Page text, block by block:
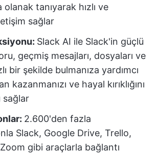
olanak tanıyarak hızlı ve
sağlar
Slack AI ile Slack'in güçlü
geçmiş mesajları, dosyaları ve
bir şekilde bulmanıza yardımcı
kazanmanızı ve hayal kırıklığını
sağlar
2.600'den fazla
Slack, Google Drive, Trello,
gibi araçlarla bağlantı